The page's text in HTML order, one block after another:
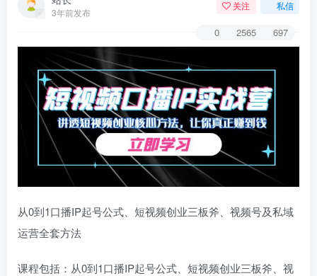
3年前发布
关注 私信
0 2565 697
从0到1口播IP起号公式、短视频创业三板斧、视频号及私域
运营全套方法
课程包括：从0到1口播IP起号公式、短视频创业三板斧、视